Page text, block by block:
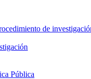
de
Pública